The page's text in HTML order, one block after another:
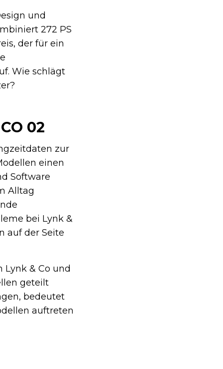
und
272 PS
der für ein
Wie schlägt
02
zur
einen
Software
Alltag
bei Lynk &
auf der Seite
& Co und
geteilt
bedeutet
auftreten